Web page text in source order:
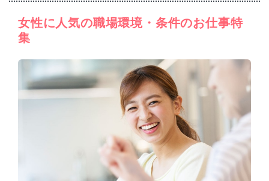
女性に人気の職場環境・条件のお仕事特
集